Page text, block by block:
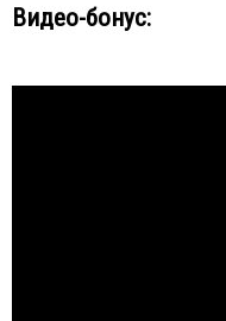
Видео-бонус: